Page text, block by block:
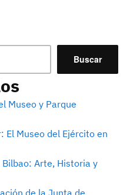
Buscar
Museo y Parque
El Museo del Ejército en
Arte, Historia y
de la Junta de